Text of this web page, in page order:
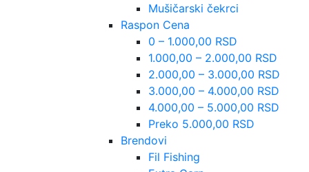
Mušičarski čekrci
Raspon Cena
0 – 1.000,00 RSD
1.000,00 – 2.000,00 RSD
2.000,00 – 3.000,00 RSD
3.000,00 – 4.000,00 RSD
4.000,00 – 5.000,00 RSD
Preko 5.000,00 RSD
Brendovi
Fil Fishing